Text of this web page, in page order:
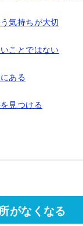
気持ちが大切
ことではない
ある
見つける
がなくなる